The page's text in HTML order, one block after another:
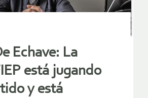
Echave: La
está jugando
y está